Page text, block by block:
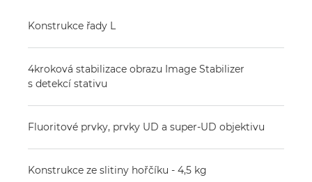
Konstrukce řady L
4kroková stabilizace obrazu Image Stabilizer
s detekcí stativu
Fluoritové prvky, prvky UD a super-UD objektivu
Konstrukce ze slitiny hořčíku - 4,5 kg